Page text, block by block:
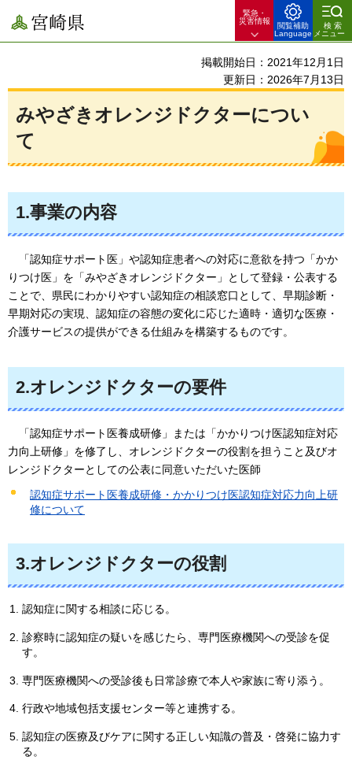
宮崎県
緊急・
災害情報
閲覧補助
Language
検索
メニュー
掲載開始日：2021年12月1日
更新日：2026年7月13日
みやざきオレンジドクターについ
て
1.事業の内容
「認知症サポート医」や認知症患者への対応に意欲を持つ「かか
りつけ医」を「みやざきオレンジドクター」として登録・公表する
ことで、県民にわかりやすい認知症の相談窓口として、早期診断・
早期対応の実現、認知症の容態の変化に応じた適時・適切な医療・
介護サービスの提供ができる仕組みを構築するものです。
2.オレンジドクターの要件
「認知症サポート医養成研修」または「かかりつけ医認知症対応
力向上研修」を修了し、オレンジドクターの役割を担うこと及びオ
レンジドクターとしての公表に同意いただいた医師
認知症サポート医養成研修・かかりつけ医認知症対応力向上研
修について
3.オレンジドクターの役割
認知症に関する相談に応じる。
診察時に認知症の疑いを感じたら、専門医療機関への受診を促
す。
専門医療機関への受診後も日常診療で本人や家族に寄り添う。
行政や地域包括支援センター等と連携する。
認知症の医療及びケアに関する正しい知識の普及・啓発に協力す
る。